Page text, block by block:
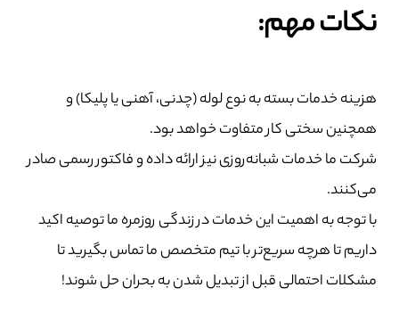
نکات مهم:
هزینه خدمات بسته به نوع لوله (چدنی، آهنی یا پلیکا) و
همچنین سختی کار متفاوت خواهد بود.
شرکت‌ ما خدمات شبانه‌روزی نیز ارائه داده و فاکتور رسمی صادر
می‌کنند.
با توجه به اهمیت این خدمات در زندگی روزمره ما توصیه اکید
داریم تا هرچه سریع‌تر با تیم متخصص ما تماس بگیرید تا
مشکلات احتمالی قبل از تبدیل شدن به بحران حل شوند!